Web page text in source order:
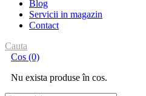
Blog
Servicii in magazin
Contact
Cauta
Cos (0)
Nu exista produse în cos.